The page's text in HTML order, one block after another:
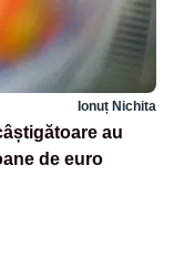
Ionuț Nichita
au
de euro